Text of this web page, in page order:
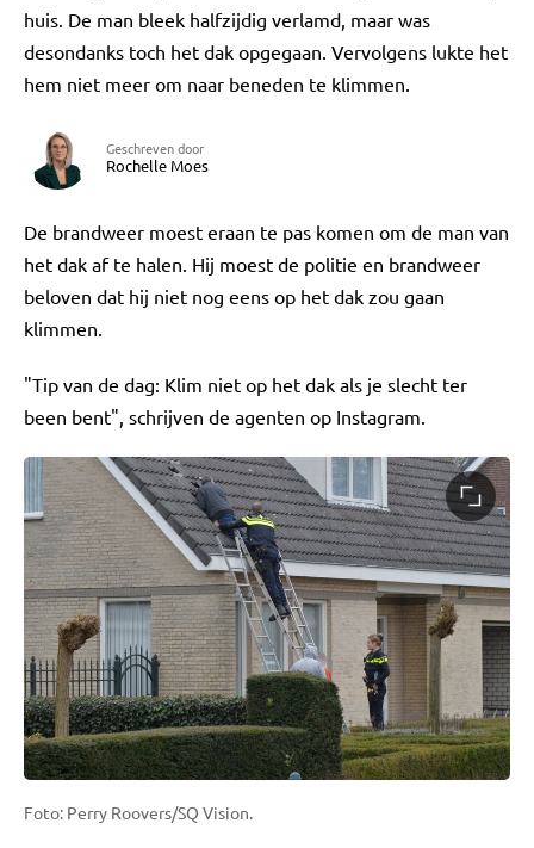
huis. De man bleek halfzijdig verlamd, maar was
desondanks toch het dak opgegaan. Vervolgens lukte het
hem niet meer om naar beneden te klimmen.
Geschreven door
Rochelle Moes
De brandweer moest eraan te pas komen om de man van
het dak af te halen. Hij moest de politie en brandweer
beloven dat hij niet nog eens op het dak zou gaan
klimmen.
"Tip van de dag: Klim niet op het dak als je slecht ter
been bent", schrijven de agenten op Instagram.
Foto: Perry Roovers/SQ Vision.